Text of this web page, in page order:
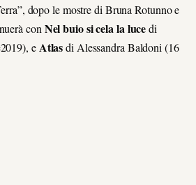
dopo le mostre di Bruna Rotunno e
con Nel buio si cela la lucedi
eAtlasdi Alessandra Baldoni (16